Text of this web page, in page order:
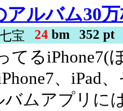
ルバム30万枚
宝 24 bm 352 pt
るiPhone7(
、iPad
バムアプリに